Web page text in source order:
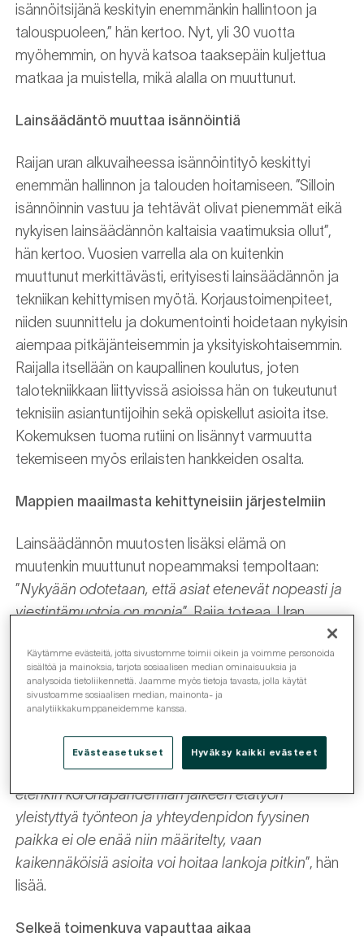
isännöitsijänä keskityin enemmänkin hallintoon ja
talouspuoleen,” hän kertoo. Nyt, yli 30 vuotta
myöhemmin, on hyvä katsoa taaksepäin kuljettua
matkaa ja muistella, mikä alalla on muuttunut.
Lainsäädäntö muuttaa isännöintiä
Raijan uran alkuvaiheessa isännöintityö keskittyi
enemmän hallinnon ja talouden hoitamiseen. ”Silloin
isännöinnin vastuu ja tehtävät olivat pienemmät eikä
nykyisen lainsäädännön kaltaisia vaatimuksia ollut”,
hän kertoo. Vuosien varrella ala on kuitenkin
muuttunut merkittävästi, erityisesti lainsäädännön ja
tekniikan kehittymisen myötä. Korjaustoimenpiteet,
niiden suunnittelu ja dokumentointi hoidetaan nykyisin
aiempaa pitkäjänteisemmin ja yksityiskohtaisemmin.
Raijalla itsellään on kaupallinen koulutus, joten
talotekniikkaan liittyvissä asioissa hän on tukeutunut
teknisiin asiantuntijoihin sekä opiskellut asioita itse.
Kokemuksen tuoma rutiini on lisännyt varmuutta
tekemiseen myös erilaisten hankkeiden osalta.
Mappien maailmasta kehittyneisiin järjestelmiin
Lainsäädännön muutosten lisäksi elämä on
muutenkin muuttunut nopeammaksi tempoltaan:
”Nykyään odotetaan, että asiat etenevät nopeasti ja
viestintämuotoja on monia”, Raija toteaa. Uran
kanssa puhelimitse tai käymällä paikan päällä.
Taloyhtiön laskut kannettiin kirjekuorissa pankkiin
maksatukseen ja dokumentit tallennettiin mappeihin.
sähköpostin välityksellä ja tiedot tallennetaan
järjestelmiin. ”Järjestelmien kehittymisen myötä ja
etenkin koronapandemian jälkeen etätyön
yleistyttyä työnteon ja yhteydenpidon fyysinen
paikka ei ole enää niin määritelty, vaan
kaikennäköisiä asioita voi hoitaa lankoja pitkin”, hän
lisää.
Selkeä toimenkuva vapauttaa aikaa
Käytämme evästeitä, jotta sivustomme toimii oikein ja voimme personoida
sisältöä ja mainoksia, tarjota sosiaalisen median ominaisuuksia ja
analysoida tietoliikennettä. Jaamme myös tietoja tavasta, jolla käytät
sivustoamme sosiaalisen median, mainonta- ja
analytiikkakumppaneidemme kanssa.
Evästeasetukset Hyväksy kaikki evästeet